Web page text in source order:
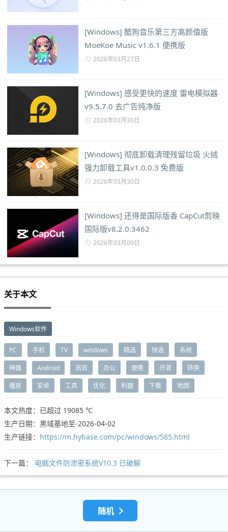
[Windows] 酷狗音乐第三方高颜值版
MoeKoe Music v1.6.1 便携版
2026年03月27日
[Windows] 感受更快的速度 雷电模拟器
v9.5.7.0 去广告纯净版
2026年03月30日
[Windows] 彻底卸载清理残留垃圾 火绒
强力卸载工具v1.0.0.3 免费版
2026年03月30日
[Windows] 还得是国际版香 CapCut剪映
国际版v8.2.0.3462
2026年03月09日
关于本文
Windows软件
PC 手机 TV windows 精选 快选 系统
神器 Android 高效 办公 便携 开源 转换
播放 安卓 工具 优化 利器 下载 地图
本文热度：已超过 19085 ℃
生产日期：黑域基地至-2026-04-02
生产链接： https://m.hybase.com/pc/windows/585.html
下一篇： 电脑文件防泄密系统V10.3 已破解
随机